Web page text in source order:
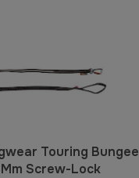
Touring Bungee
Screw-Lock